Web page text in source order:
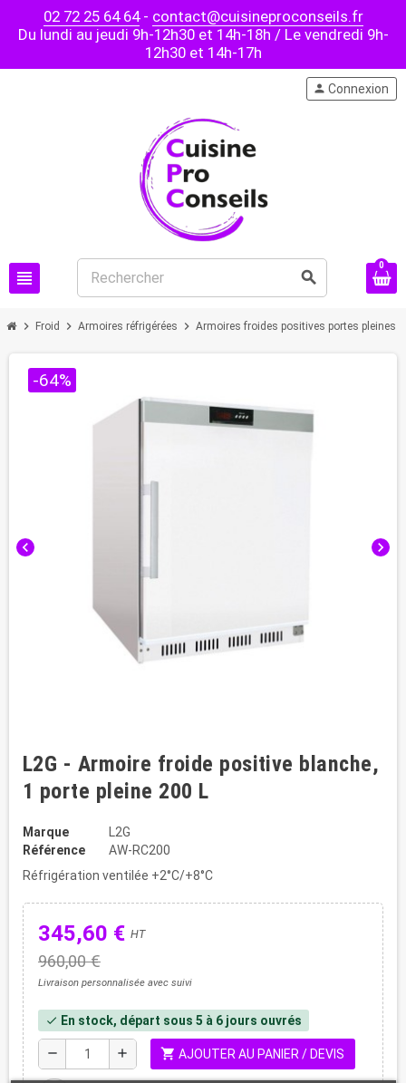
02 72 25 64 64- contact@cuisineproconseils.fr
Du lundi au jeudi 9h-12h30 et 14h-18h / Le vendredi 9h-
12h30 et 14h-17h
view_headline search
person Connexion
0
chevron_right Froid chevron_right Armoires réfrigérées chevron_right Armoires froides positives portes pleines
chevron_left chevron_right
-64%
L2G - Armoire froide positive blanche,
1 porte pleine 200 L
Marque
L2G
Référence
AW-RC200
Réfrigération ventilée +2°C/+8°C
345,60 € HT
960,00 €
Livraison personnalisée avec suivi
check En stock, départ sous 5 à 6 jours ouvrés
remove add shopping_cart AJOUTER AU PANIER / DEVIS